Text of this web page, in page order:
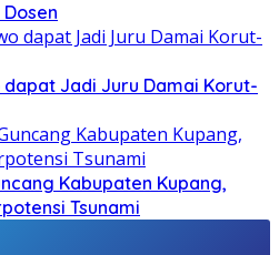
dapat Jadi Juru Damai Korut-
Kabupaten Kupang,
Tsunami